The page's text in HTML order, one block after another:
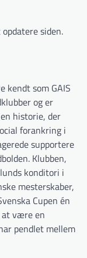
siden.
kendt som GAIS
og er
historie, der
forankring i
supportere
Klubben,
konditori i
mesterskaber,
Cupen én
at være en
pendlet mellem